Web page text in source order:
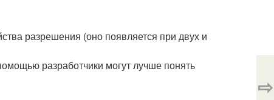
разрешения (оно появляется при двух и
разработчики могут лучше понять
⇨